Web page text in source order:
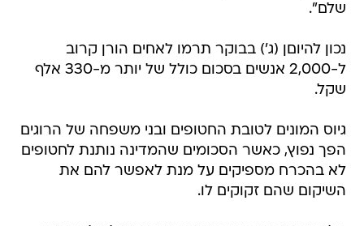
שלם".
נכון להיוםן (ג') בבוקר תרמו לאחים הורן קרוב
ל-2,000 אנשים בסכום כולל של יותר מ-330 אלף
שקל.
גיוס המונים לטובת החטופים ובני משפחה של הרוגים
הפך נפוץ, כאשר הסכומים שהמדינה נותנת לחטופים
לא בהכרח מספיקים על מנת לאפשר להם את
השיקום שהם זקוקים לו.